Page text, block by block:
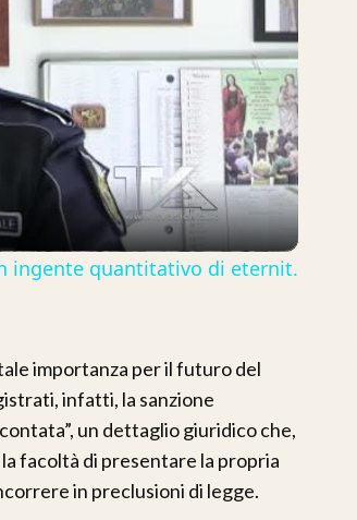
ingente quantitativo di eternit.
importanza per il futuro del
infatti, la sanzione
un dettaglio giuridico che,
facoltà di presentare la propria
in preclusioni di legge.